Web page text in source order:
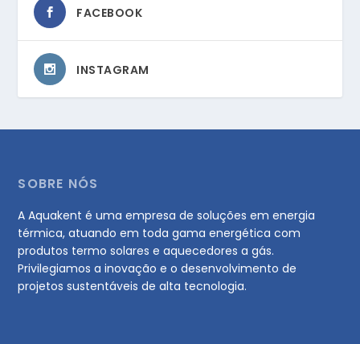
FACEBOOK
INSTAGRAM
SOBRE NÓS
A Aquakent é uma empresa de soluções em energia
térmica, atuando em toda gama energética com
produtos termo solares e aquecedores a gás.
Privilegiamos a inovação e o desenvolvimento de
projetos sustentáveis de alta tecnologia.